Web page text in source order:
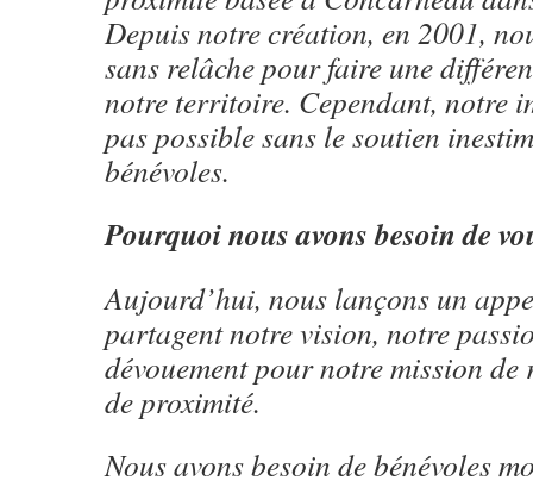
Depuis notre création, en 2001,
sans relâche pour faire une
notre territoire. Cependant, notre
pas possible sans le soutien
bénévoles.
Pourquoi nous avons besoin de
Aujourd’hui, nous lançons un
partagent notre vision, notre
dévouement pour notre mission
de proximité.
Nous avons besoin de bénévoles